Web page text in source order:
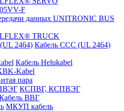
F
данных UNITRONIC BUS
TRUCK
Кабель CCC (UL 2464)
Кабель Helukabel
Kabel
пара
КСПВГ, КСПВЭГ
ВВГ
МКУП кабель